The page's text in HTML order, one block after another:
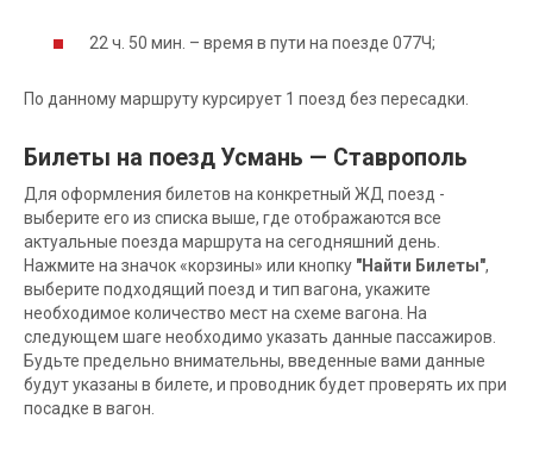
22 ч. 50 мин. – время в пути на поезде 077Ч;
По данному маршруту курсирует 1 поезд без пересадки.
Билеты на поезд Усмань — Ставрополь
Для оформления билетов на конкретный ЖД поезд -
выберите его из списка выше, где отображаются все
актуальные поезда маршрута на сегодняшний день.
Нажмите на значок «корзины» или кнопку "Найти Билеты",
выберите подходящий поезд и тип вагона, укажите
необходимое количество мест на схеме вагона. На
следующем шаге необходимо указать данные пассажиров.
Будьте предельно внимательны, введенные вами данные
будут указаны в билете, и проводник будет проверять их при
посадке в вагон.